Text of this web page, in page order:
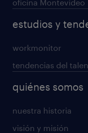
oficina Montevideo
estudios y
workmonitor
tendencias del
quiénes somos
nuestra historia
visión y misión